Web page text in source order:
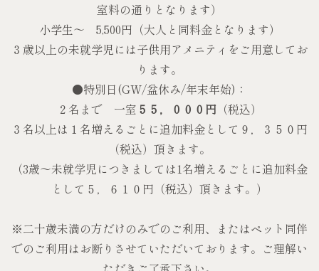
室料の通りとなります）
小学生～ 5,500円（大人と同料金となります）
３歳以上の未就学児には子供用アメニティをご用意してお
ります。
●特別日(GW/盆休み/年末年始)：
２名まで 一室 ５５，０００円 （税込）
３名以上は１名増えるごとに追加料金として９，３５０円
（税込）頂きます。
（3歳～未就学児につきましては1名増えるごとに追加料金
として５，６１０円（税込）頂きます。）
※二十歳未満の方だけのみでのご利用、またはペット同伴
でのご利用はお断りさせていただいております。ご理解い